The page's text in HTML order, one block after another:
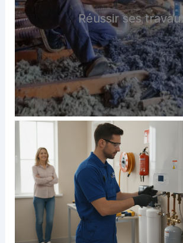
Réussir ses